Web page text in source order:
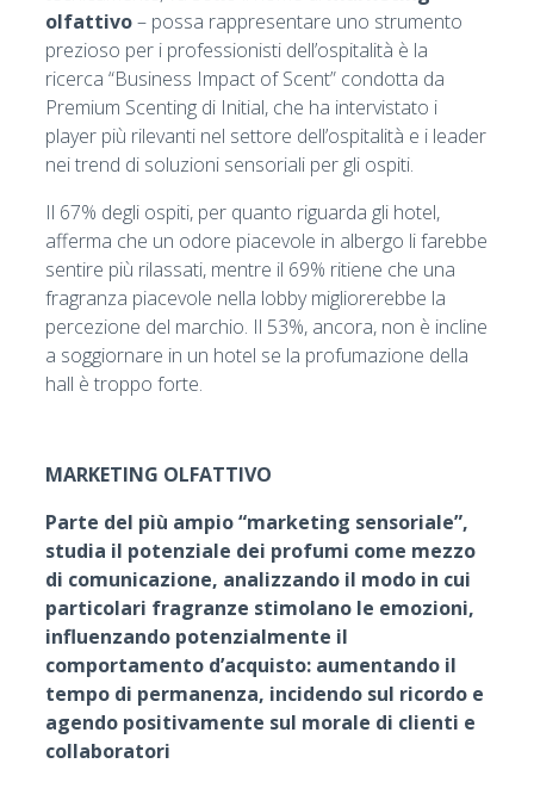
olfattivo– possa rappresentare uno strumento
prezioso per i professionisti dell’ospitalità è la
ricerca “Business Impact of Scent” condotta da
Premium Scenting di Initial, che ha intervistato i
player più rilevanti nel settore dell’ospitalità e i leader
nei trend di soluzioni sensoriali per gli ospiti.
Il 67% degli ospiti, per quanto riguarda gli hotel,
afferma che un odore piacevole in albergo li farebbe
sentire più rilassati, mentre il 69% ritiene che una
fragranza piacevole nella lobby migliorerebbe la
percezione del marchio. Il 53%, ancora, non è incline
a soggiornare in un hotel se la profumazione della
hall è troppo forte.
MARKETING OLFATTIVO
Parte del più ampio “marketing sensoriale”,
studia il potenziale dei profumi come mezzo
di comunicazione, analizzando il modo in cui
particolari fragranze stimolano le emozioni,
influenzando potenzialmente il
comportamento d’acquisto: aumentando il
tempo di permanenza, incidendo sul ricordo e
agendo positivamente sul morale di clienti e
collaboratori